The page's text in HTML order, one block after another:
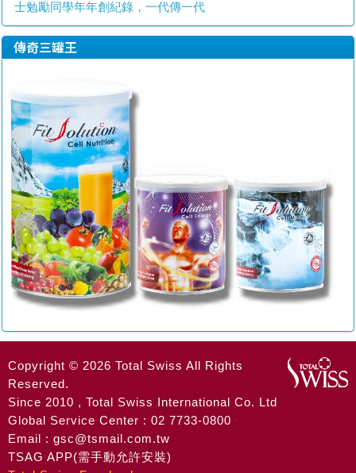
士勉勵同學年年創紀錄，一代傳一代
傳奇三罐王
Copyright © 2026 Total Swiss All Rights
Reserved.
Since 2010 , Total Swiss International Co. Ltd
Global Service Center : 02 7733-0800
Email : gsc@tsmail.com.tw
TSAG APP(需手動允許安裝)